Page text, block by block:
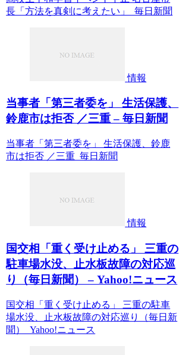
長「方法を真剣に考えたい」 毎日新聞
情報
当事者「第三者委を」 生活保護、
鈴鹿市は拒否 ／三重 – 毎日新聞
当事者「第三者委を」 生活保護、鈴鹿
市は拒否 ／三重 毎日新聞
情報
国交相「重く受け止める」 三重の
駐車場水没、止水板故障の対応巡
り（毎日新聞） – Yahoo!ニュース
国交相「重く受け止める」 三重の駐車
場水没、止水板故障の対応巡り（毎日新
聞） Yahoo!ニュース